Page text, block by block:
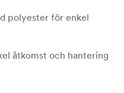
polyester för enkel
åtkomst och hantering